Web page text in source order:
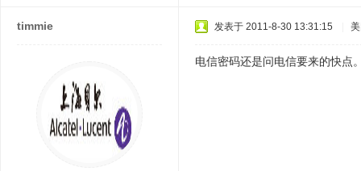
timmie 发表于 2011-8-30 13:31:15
电信密码还是问电信要来的快点